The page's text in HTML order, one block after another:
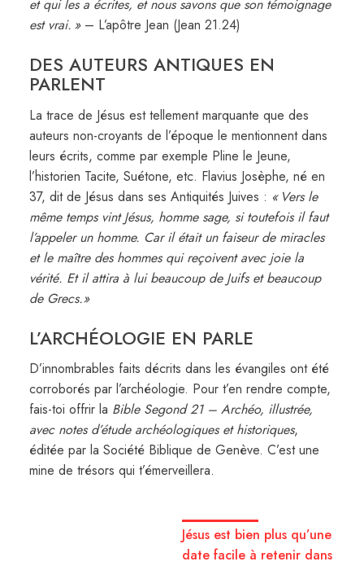
et qui les a écrites, et nous savons que son témoignage
est vrai. » – L’apôtre Jean (Jean 21.24)
DES AUTEURS ANTIQUES EN
PARLENT
La trace de Jésus est tellement marquante que des
auteurs non-croyants de l’époque le mentionnent dans
leurs écrits, comme par exemple Pline le Jeune,
l’historien Tacite, Suétone, etc. Flavius Josèphe, né en
37, dit de Jésus dans ses Antiquités Juives : « Vers le
même temps vint Jésus, homme sage, si toutefois il faut
l’appeler un homme. Car il était un faiseur de miracles
et le maître des hommes qui reçoivent avec joie la
vérité. Et il attira à lui beaucoup de Juifs et beaucoup
de Grecs.»
L’ARCHÉOLOGIE EN PARLE
D’innombrables faits décrits dans les évangiles ont été
corroborés par l’archéologie. Pour t’en rendre compte,
fais-toi offrir la Bible Segond 21 – Archéo, illustrée,
avec notes d’étude archéologiques et historiques,
éditée par la Société Biblique de Genève. C’est une
mine de trésors qui t’émerveillera.
Jésus est bien plus qu’une
date facile à retenir dans